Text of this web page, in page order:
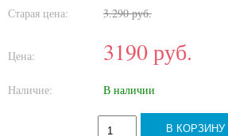
Старая цена: 3.290руб.
Цена: 3190руб.
Наличие: В наличии